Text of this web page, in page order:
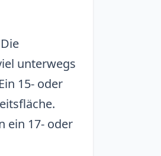
unterwegs
15- oder
ein 17- oder